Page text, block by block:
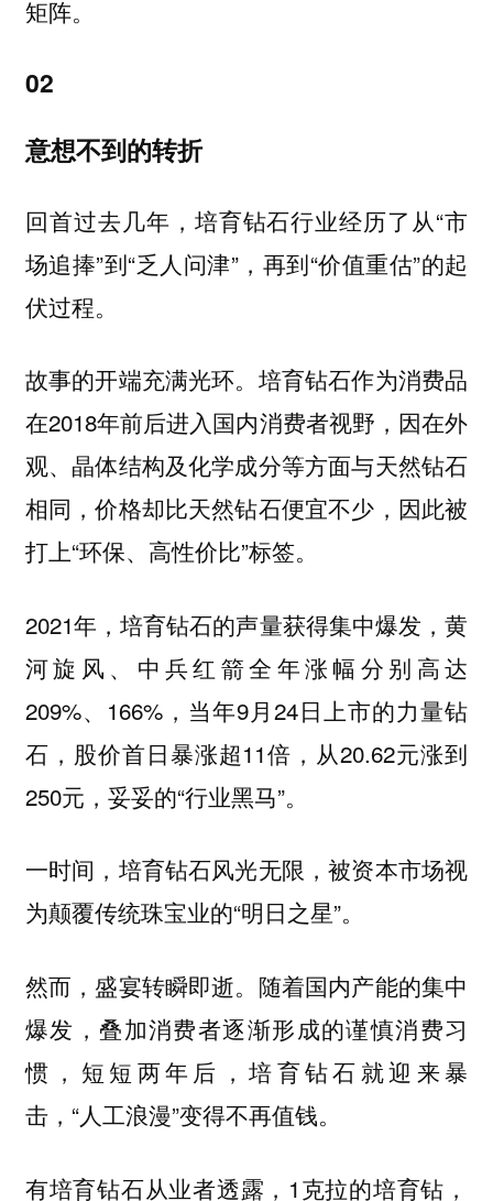
矩阵。
02
意想不到的转折
回首过去几年，培育钻石行业经历了从“市
场追捧”到“乏人问津”，再到“价值重估”的起
伏过程。
故事的开端充满光环。培育钻石作为消费品
在2018年前后进入国内消费者视野，因在外
观、晶体结构及化学成分等方面与天然钻石
相同，价格却比天然钻石便宜不少，因此被
打上“环保、高性价比”标签。
2021年，培育钻石的声量获得集中爆发，黄
河旋风、中兵红箭全年涨幅分别高达
209%、166%，当年9月24日上市的力量钻
石，股价首日暴涨超11倍，从20.62元涨到
250元，妥妥的“行业黑马”。
一时间，培育钻石风光无限，被资本市场视
为颠覆传统珠宝业的“明日之星”。
然而，盛宴转瞬即逝。随着国内产能的集中
爆发，叠加消费者逐渐形成的谨慎消费习
惯，短短两年后，培育钻石就迎来暴
击，“人工浪漫”变得不再值钱。
有培育钻石从业者透露，1克拉的培育钻，